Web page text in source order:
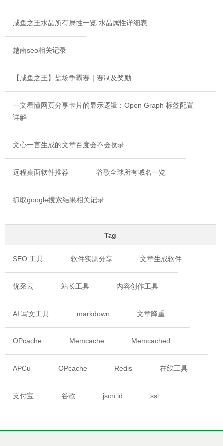
咸鱼之王水晶所有属性一览 水晶属性详细表
越南seo相关记录
【咸鱼之王】盐场争霸赛｜赛制及奖励
一文看懂网页分享卡片的显示逻辑：Open Graph 标签配置
详解
文心一言生成的文章百度会不会收录
远程桌面软件推荐 谷歌全球所有域名一览
抓取google搜索结果相关记录
Tag
SEO 工具 软件实测分享 文章生成软件
优采云 站长工具 内容创作工具
AI 写文工具 markdown 文章降重
OPcache Memcache Memcached
APCu OPcache Redis 在线工具
支付宝 谷歌 json ld ssl